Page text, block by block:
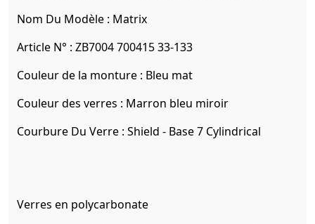
Nom Du Modèle : Matrix
Article N° : ZB7004 700415 33-133
Couleur de la monture : Bleu mat
Couleur des verres : Marron bleu miroir
Courbure Du Verre : Shield - Base 7 Cylindrical
Verres en polycarbonate